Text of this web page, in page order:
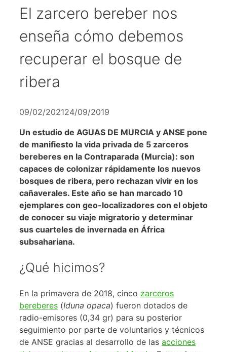
El zarcero bereber nos
enseña cómo debemos
recuperar el bosque de
ribera
09/02/202124/09/2019
Un estudio de AGUAS DE MURCIA y ANSE pone
de manifiesto la vida privada de 5 zarceros
bereberes en la Contraparada (Murcia): son
capaces de colonizar rápidamente los nuevos
bosques de ribera, pero rechazan vivir en los
cañaverales. Este año se han marcado 10
ejemplares con geo-localizadores con el objeto
de conocer su viaje migratorio y determinar
sus cuarteles de invernada en África
subsahariana.
¿Qué hicimos?
En la primavera de 2018, cinco zarceros
bereberes (Iduna opaca) fueron dotados de
radio-emisores (0,34 gr) para su posterior
seguimiento por parte de voluntarios y técnicos
de ANSE gracias al desarrollo de las acciones